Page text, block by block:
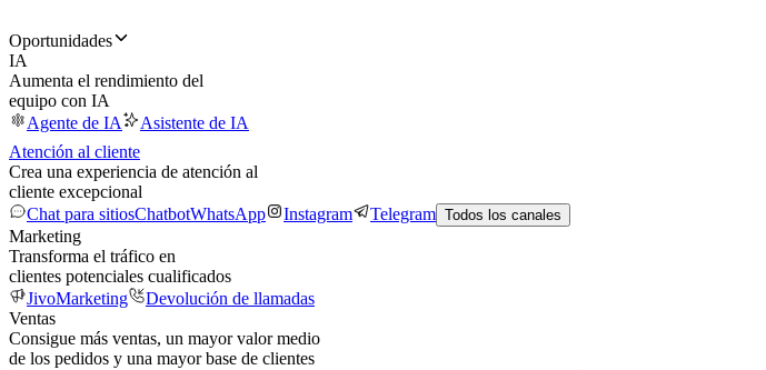
Oportunidades
IA
Aumenta el rendimiento del
equipo con IA
Agente de IA
Asistente de IA
Atención al cliente
Crea una experiencia de atención al
cliente excepcional
Chat para sitiosChatbotWhatsApp Instagram Telegram Todos los canales
Marketing
Transforma el tráfico en
clientes potenciales cualificados
JivoMarketing
Devolución de llamadas
Ventas
Consigue más ventas, un mayor valor medio
de los pedidos y una mayor base de clientes